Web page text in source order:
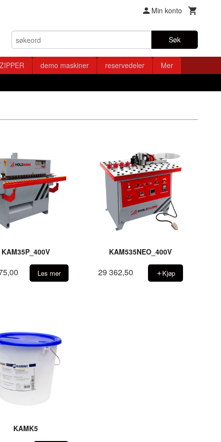
Min konto
Søk
ZIPPER demo maskiner reservedeler Mer
KAM35P_400V
Les mer
KAM535NEO_400V
29 362,50 Kjøp
KAMK5